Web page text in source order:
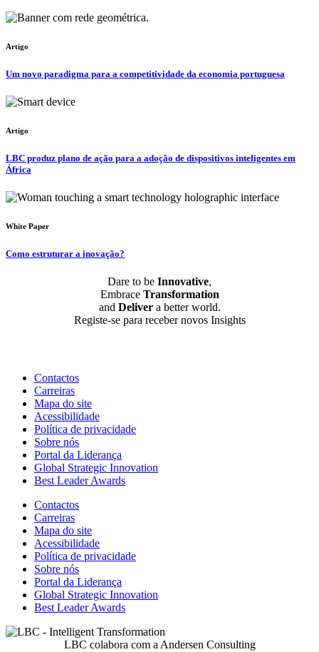
Artigo
Um novo paradigma para a competitividade da economia portuguesa
Artigo
LBC produz plano de ação para a adoção de dispositivos inteligentes em
África
White Paper
Como estruturar a inovação?
Dare to be Innovative,
Embrace Transformation
and Delivera better world.
Registe-se para receber novos Insights
Contactos
Carreiras
Mapa do site
Acessibilidade
Política de privacidade
Sobre nós
Portal da Liderança
Global Strategic Innovation
Best Leader Awards
Contactos
Carreiras
Mapa do site
Acessibilidade
Política de privacidade
Sobre nós
Portal da Liderança
Global Strategic Innovation
Best Leader Awards
LBC colabora com a Andersen Consulting